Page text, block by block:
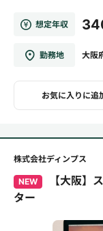
想定年収
勤務地 大阪
お気に入りに追
株式会社ディンプス
NEW
【大阪】
ター